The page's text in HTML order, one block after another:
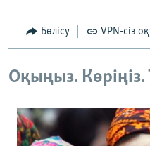
Басқа тілдерде
Бөлісу VPN-сіз
Оқыңыз.